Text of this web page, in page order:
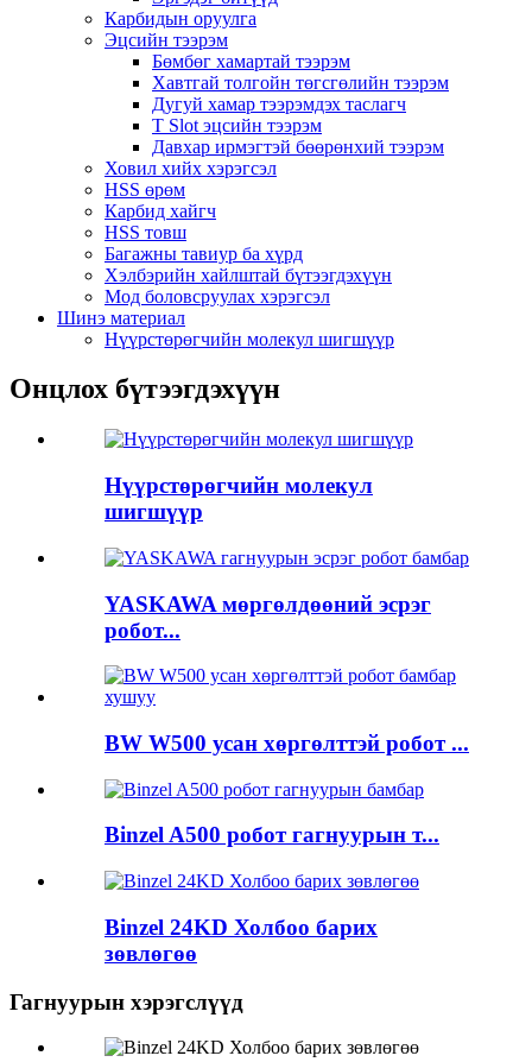
Карбидын оруулга
Эцсийн тээрэм
Бөмбөг хамартай тээрэм
Хавтгай толгойн төгсгөлийн тээрэм
Дугуй хамар тээрэмдэх таслагч
T Slot эцсийн тээрэм
Давхар ирмэгтэй бөөрөнхий тээрэм
Ховил хийх хэрэгсэл
HSS өрөм
Карбид хайгч
HSS товш
Багажны тавиур ба хүрд
Хэлбэрийн хайлштай бүтээгдэхүүн
Мод боловсруулах хэрэгсэл
Шинэ материал
Нүүрстөрөгчийн молекул шигшүүр
Онцлох бүтээгдэхүүн
Нүүрстөрөгчийн молекул
шигшүүр
YASKAWA мөргөлдөөний эсрэг
робот...
BW W500 усан хөргөлттэй робот ...
Binzel A500 робот гагнуурын т...
Binzel 24KD Холбоо барих
зөвлөгөө
Гагнуурын хэрэгслүүд